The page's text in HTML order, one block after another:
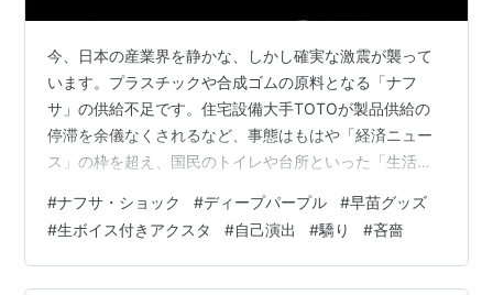
今、日本の産業界を静かな、しかし確実な激震が襲って
います。プラスチックや合成ゴムの原料となる「ナフ
サ」の供給不足です。住宅設備大手TOTOが製品供給の
停滞を余儀なくされるなど、事態はもはや「経済ニュー
ス」の枠を超え、国民のトイレや台所といった「生活の
不足という「憂い」に対し、今の官邸から発信される熱
量は、どこか国民の肌感覚から乖離しているように見え
ます。 「力」と「人気」の危うい均衡 2月の衆院選大
#ナフサ・ショック #ディープパープル #早苗グッズ
#生ボイス付きアクスタ #自己演出 #驕り #吝嗇